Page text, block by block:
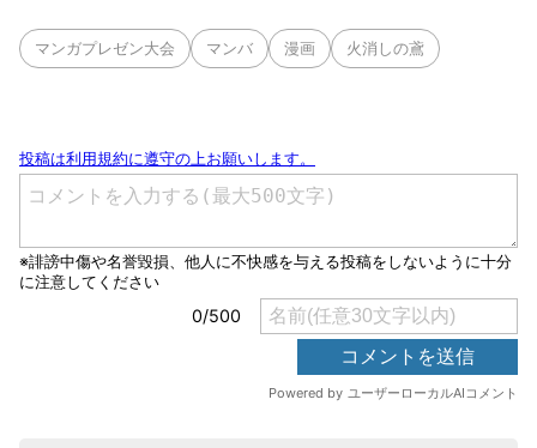
マンガプレゼン大会 マンバ 漫画 火消しの鳶